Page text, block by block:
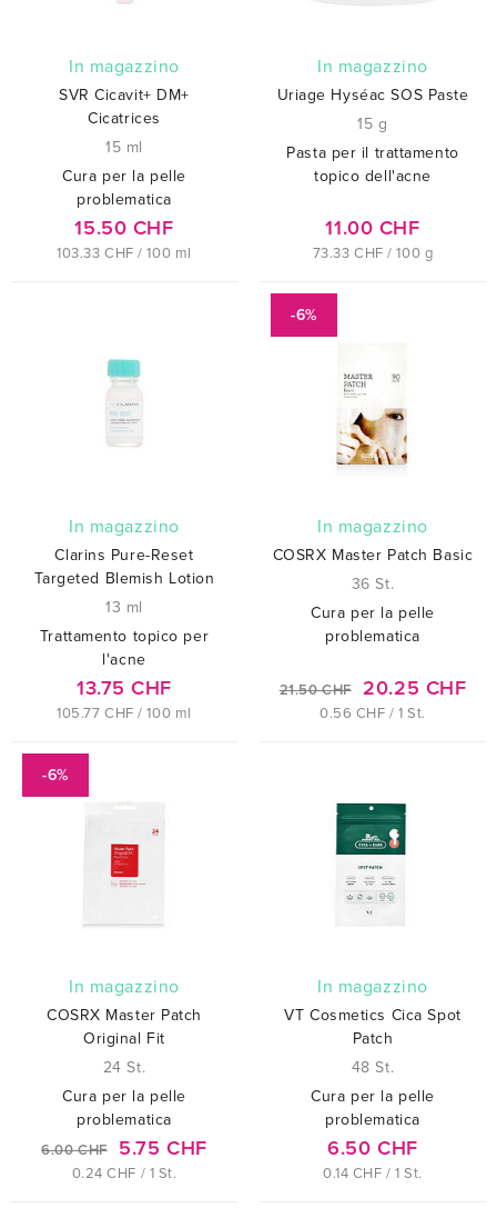
In magazzino
SVR Cicavit+ DM+
Cicatrices
15 ml
Cura per la pelle
problematica
15.50 CHF
103.33 CHF / 100 ml
In magazzino
Uriage Hyséac SOS Paste
15 g
Pasta per il trattamento
topico dell'acne
11.00 CHF
73.33 CHF / 100 g
In magazzino
Clarins Pure-Reset
Targeted Blemish Lotion
13 ml
Trattamento topico per
l'acne
13.75 CHF
105.77 CHF / 100 ml
-6%
In magazzino
COSRX Master Patch Basic
36 St.
Cura per la pelle
problematica
21.50 CHF 20.25 CHF
0.56 CHF / 1 St.
-6%
In magazzino
COSRX Master Patch
Original Fit
24 St.
Cura per la pelle
problematica
6.00 CHF 5.75 CHF
0.24 CHF / 1 St.
In magazzino
VT Cosmetics Cica Spot
Patch
48 St.
Cura per la pelle
problematica
6.50 CHF
0.14 CHF / 1 St.